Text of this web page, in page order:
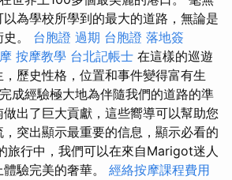
為學校所學到的最大的道路，無論是
。 台胞證 過期 台胞證 落地簽
按摩教學 台北記帳士 在這樣的巡遊
歷史性格，位置和事件變得富有生
完成經驗極大地為伴隨我們的道路的準
出了巨大貢獻，這些嚮導可以幫助您
突出顯示最重要的信息，顯示必看的
旅行中，我們可以在來自Marigot迷人
驗完美的奢華。 經絡按摩課程費用